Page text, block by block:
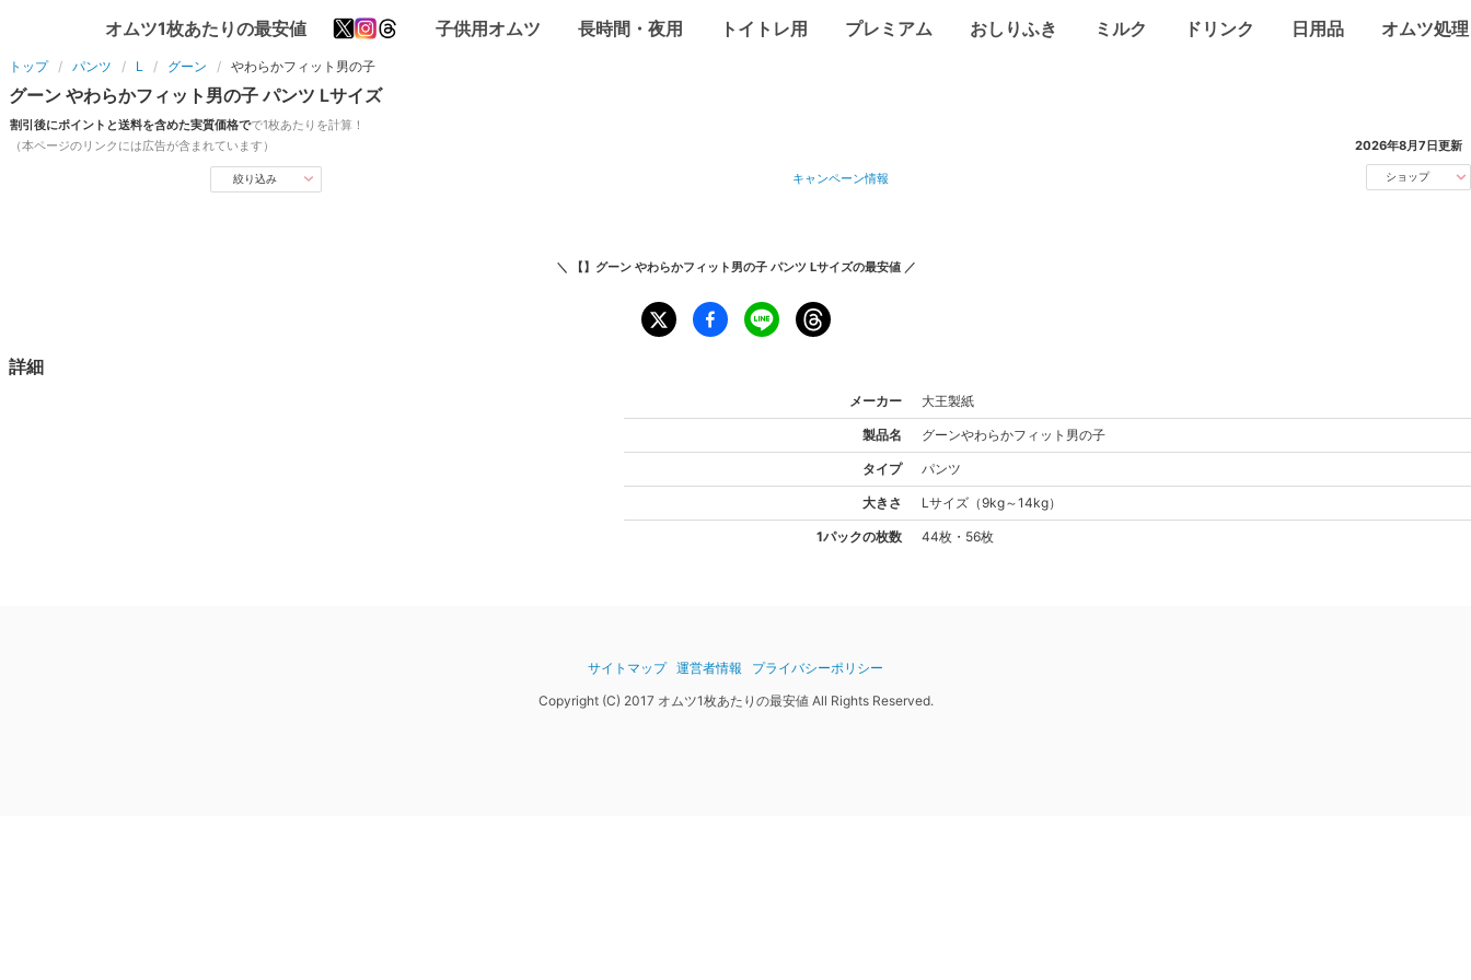
オムツ1枚あたりの最安値 子供用オムツ 長時間・夜用 トイトレ用 プレミアム おしりふき ミルク ドリンク 日用品 オムツ処理
トップ パンツ L グーン やわらかフィット男の子
グーン やわらかフィット男の子 パンツ Lサイズ
割引後にポイントと送料を含めた実質価格でで1枚あたりを計算！
（本ページのリンクには広告が含まれています）
2026年8月7日更新
絞り込み キャンペーン情報 ショップ
＼ 【】グーン やわらかフィット男の子 パンツ Lサイズの最安値 ／
詳細
メーカー 大王製紙
製品名 グーンやわらかフィット男の子
タイプ パンツ
大きさ Lサイズ （9kg～14kg）
1パックの枚数 44枚・56枚
サイトマップ 運営者情報
プライバシーポリシー
Copyright (C) 2017 オムツ1枚あたりの最安値 All Rights Reserved.